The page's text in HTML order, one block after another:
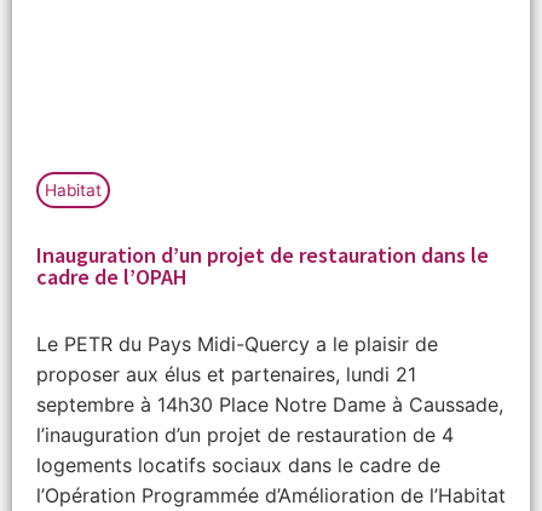
Habitat
Inauguration d’un projet de restauration dans le
cadre de l’OPAH
Le PETR du Pays Midi-Quercy a le plaisir de
proposer aux élus et partenaires, lundi 21
septembre à 14h30 Place Notre Dame à Caussade,
l’inauguration d’un projet de restauration de 4
logements locatifs sociaux dans le cadre de
l’Opération Programmée d’Amélioration de l’Habitat